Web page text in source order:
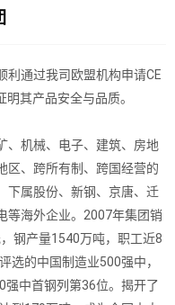
利通过我司欧盟机构申请CE
其产品安全与品质。
、机械、电子、建筑、房地
区、跨所有制、跨国经营的
下属股份、新钢、京唐、迁
等海外企业。2007年集团销
钢产量1540万吨，职工近8
选的中国制造业500强中，
中首钢列第36位。揭开了